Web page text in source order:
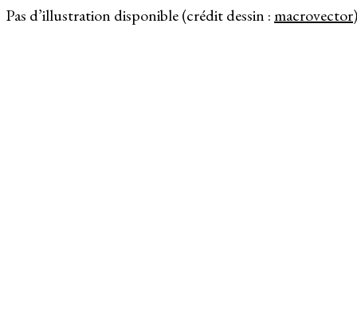
Pas d’illustration disponible (crédit dessin :macrovector)